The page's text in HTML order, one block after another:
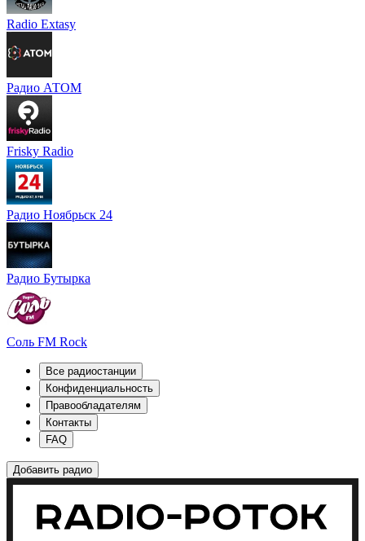
Radio Extasy
Радио АТОМ
Frisky Radio
Радио Ноябрьск 24
Радио Бутырка
Соль FM Rock
Все радиостанции
Конфиденциальность
Правообладателям
Контакты
FAQ
Добавить радио